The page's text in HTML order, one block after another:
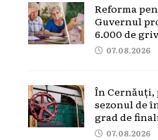
Reforma
Guvernul
6.000 de
07.08.2026
În
sezonul de
grad de
07.08.2026